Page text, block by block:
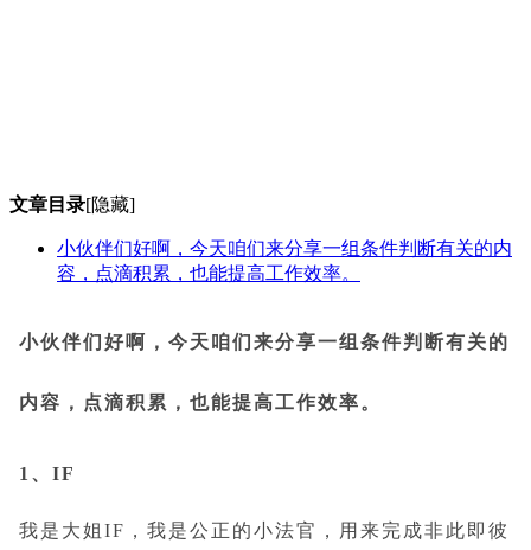
文章目录[隐藏]
小伙伴们好啊，今天咱们来分享一组条件判断有关的内
容，点滴积累，也能提高工作效率。
小伙伴们好啊，今天咱们来分享一组条件判断有关的
内容，点滴积累，也能提高工作效率。
1、IF
我是大姐IF，我是公正的小法官，用来完成非此即彼